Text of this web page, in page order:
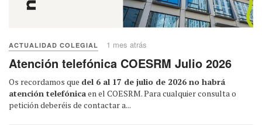
ACTUALIDAD COLEGIAL 1 mes atrás
Atención telefónica COESRM Julio 2026
Os recordamos que del 6 al 17 de julio de 2026 no habrá
atención telefónicaen el COESRM. Para cualquier consulta o
petición deberéis de contactar a...